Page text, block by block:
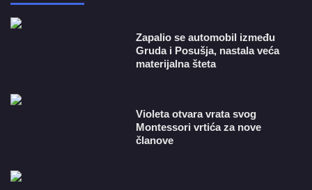
Zapalio se automobil između
Gruda i Posušja, nastala veća
materijalna šteta
Violeta otvara vrata svog
Montessori vrtića za nove
članove